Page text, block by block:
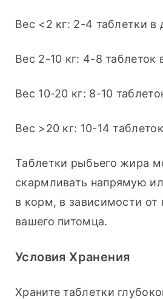
Вес <2 кг: 2-4 таблетки в
Вес 2-10 кг: 4-8 таблеток
Вес 10-20 кг: 8-10
Вес >20 кг: 10-14
Таблетки рыбьего жира
скармливать напрямую
в корм, в зависимости от
вашего питомца.
Условия Хранения
Храните таблетки